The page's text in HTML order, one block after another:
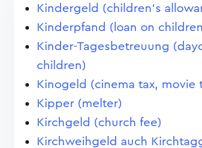
Kindergeld (children's
Kinderpfand (loan on
Kinder-Tagesbetreuung
children)
Kinogeld (cinema tax, movie
Kipper (melter)
Kirchgeld (church fee)
Kirchweihgeld auch